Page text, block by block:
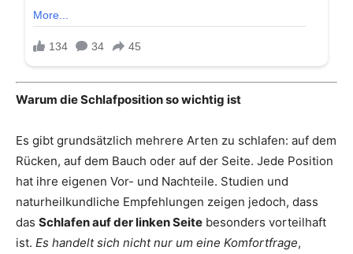
Warum die Schlafposition so wichtig ist
Es gibt grundsätzlich mehrere Arten zu schlafen: auf dem
Rücken, auf dem Bauch oder auf der Seite. Jede Position
hat ihre eigenen Vor- und Nachteile. Studien und
naturheilkundliche Empfehlungen zeigen jedoch, dass
das Schlafen auf der linken Seite besonders vorteilhaft
ist. Es handelt sich nicht nur um eine Komfortfrage,